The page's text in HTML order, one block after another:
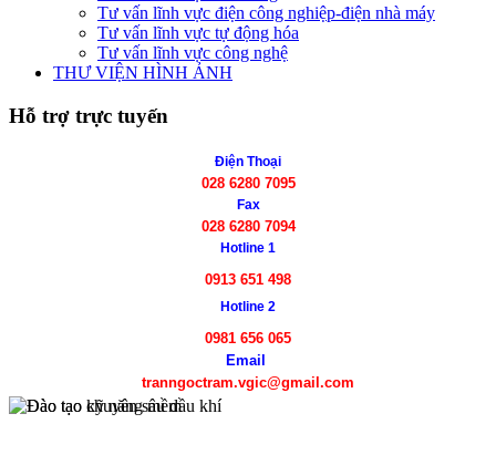
Tư vấn lĩnh vực điện công nghiệp-điện nhà máy
Tư vấn lĩnh vực tự động hóa
Tư vấn lĩnh vực công nghệ
THƯ VIỆN HÌNH ẢNH
Hỗ trợ trực tuyến
Điện Thoại
028 6280 7095
Fax
028 6280 7094
Hotline 1
0913 651 498
Hotline 2
0981 656 065
Email
tranngoctram.vgic@gmail.com